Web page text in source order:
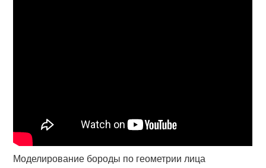
Моделирование бороды по геометрии лица